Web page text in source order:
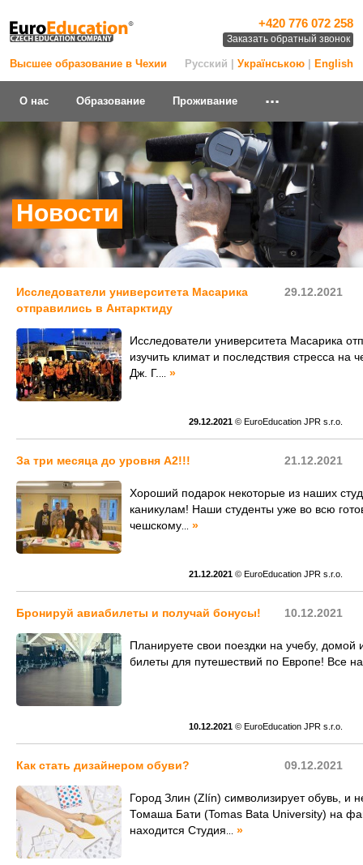
Высшее образование в Чехии
+420 776 072 258
Заказать обратный звонок
Русский | Українською English
О нас Образование Проживание ...
Новости
29.12.2021
Исследователи университета Масарика
отправились в Антарктиду
Исследователи университета Масарика
изучить климат и последствия стресса на
Дж. Г.
»
29.12.2021 © EuroEducation JPR s.r.o.
21.12.2021
За три месяца до уровня А2!!!
Хороший подарок некоторые из наших
каникулам! Наши студенты уже во всю
чешскому
»
21.12.2021 © EuroEducation JPR s.r.o.
10.12.2021
Бронируй авиабилеты и получай бонусы!
Планируете свои поездки на учебу,
билеты для путешествий по Европе! Все
10.12.2021 © EuroEducation JPR s.r.o.
09.12.2021
Как стать дизайнером обуви?
Город Злин (Zlín) символизирует обувь, и
Томаша Бати (Tomas Bata University) на
находится Студия
»